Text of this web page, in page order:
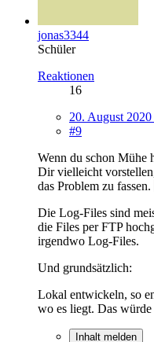
jonas3344
Schüler
Reaktionen
16
20. August
#9
Wenn du schon Mühe
Dir vielleicht
das Problem zu fassen.
Die Log-Files sind
die Files per FTP
irgendwo Log-Files.
Und grundsätzlich:
Lokal entwickeln, so
wo es liegt. Das
Inhalt melden